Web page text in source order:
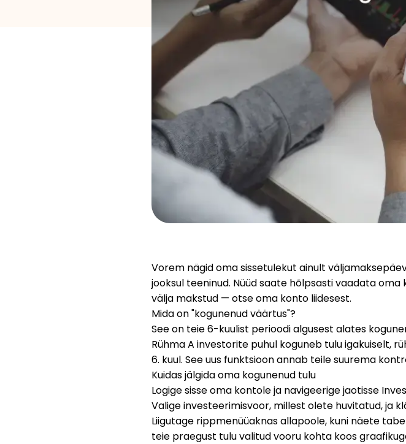
Vorem nägid oma sissetulekut ainult
jooksul teeninud. Nüüd saate hõlpsasti vaadata oma
välja makstud — otse oma konto liidesest.
Mida on "kogunenud väärtus"?
See on teie 6-kuulist perioodi algusest alates
Rühma A investorite puhul koguneb tulu igakuiselt,
6. kuul. See uus funktsioon annab teile suurema
Kuidas jälgida oma kogunenud tulu
Logige sisse oma kontole ja navigeerige jaotisse
Valige investeerimisvoor, millest olete huvitatud, ja
Liigutage rippmenüüaknas allapoole, kuni näete
teie praegust tulu valitud vooru kohta koos